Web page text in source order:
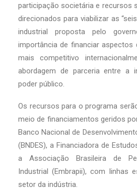
participação societária e recursos
direcionados para viabilizar as
industrial proposta pelo
importância de financiar aspectos
mais competitivo
abordagem de parceria entre a
poder público.
Os recursos para o programa
meio de financiamentos geridos
Banco Nacional de
(BNDES), a Financiadora de
a Associação Brasileira de
Industrial (Embrapii), com linhas
setor da indústria.